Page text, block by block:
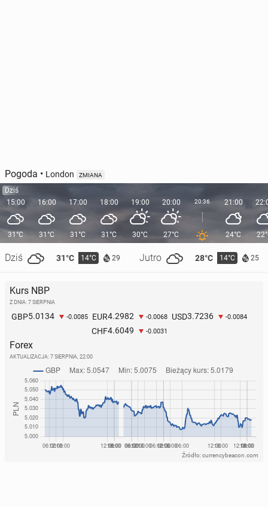
Pogoda • London ZMIANA
Dziś
15:00
31°C
Dziś 31°C 14°C 29 Jutro 28°C 14°C 25
16:00
31°C
17:00
31°C
18:00
31°C
19:00
30°C
20:00
27°C
20:36 21:00
24°C
Kurs NBP
Z DNIA: 7 SIERPNIA
GBP5.0134 -0.0085 EUR4.2982 -0.0068 USD3.7236 -0.0084
CHF4.6049 -0.0031
Forex
AKTUALIZACJA: 7 SIERPNIA, 22:00
Źródło: currencybeacon.com